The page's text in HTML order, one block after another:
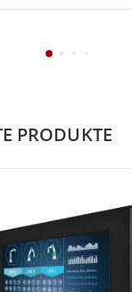
PRODUKTE